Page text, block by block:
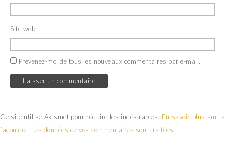
Site web
Prévenez-moi de tous les nouveaux commentaires par e-mail.
Ce site utilise Akismet pour réduire les indésirables. En savoir plus sur la
façon dont les données de vos commentaires sont traitées.